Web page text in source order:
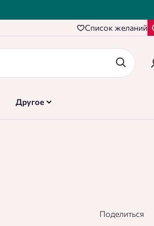
Cписок желаний
Другое
Поделиться